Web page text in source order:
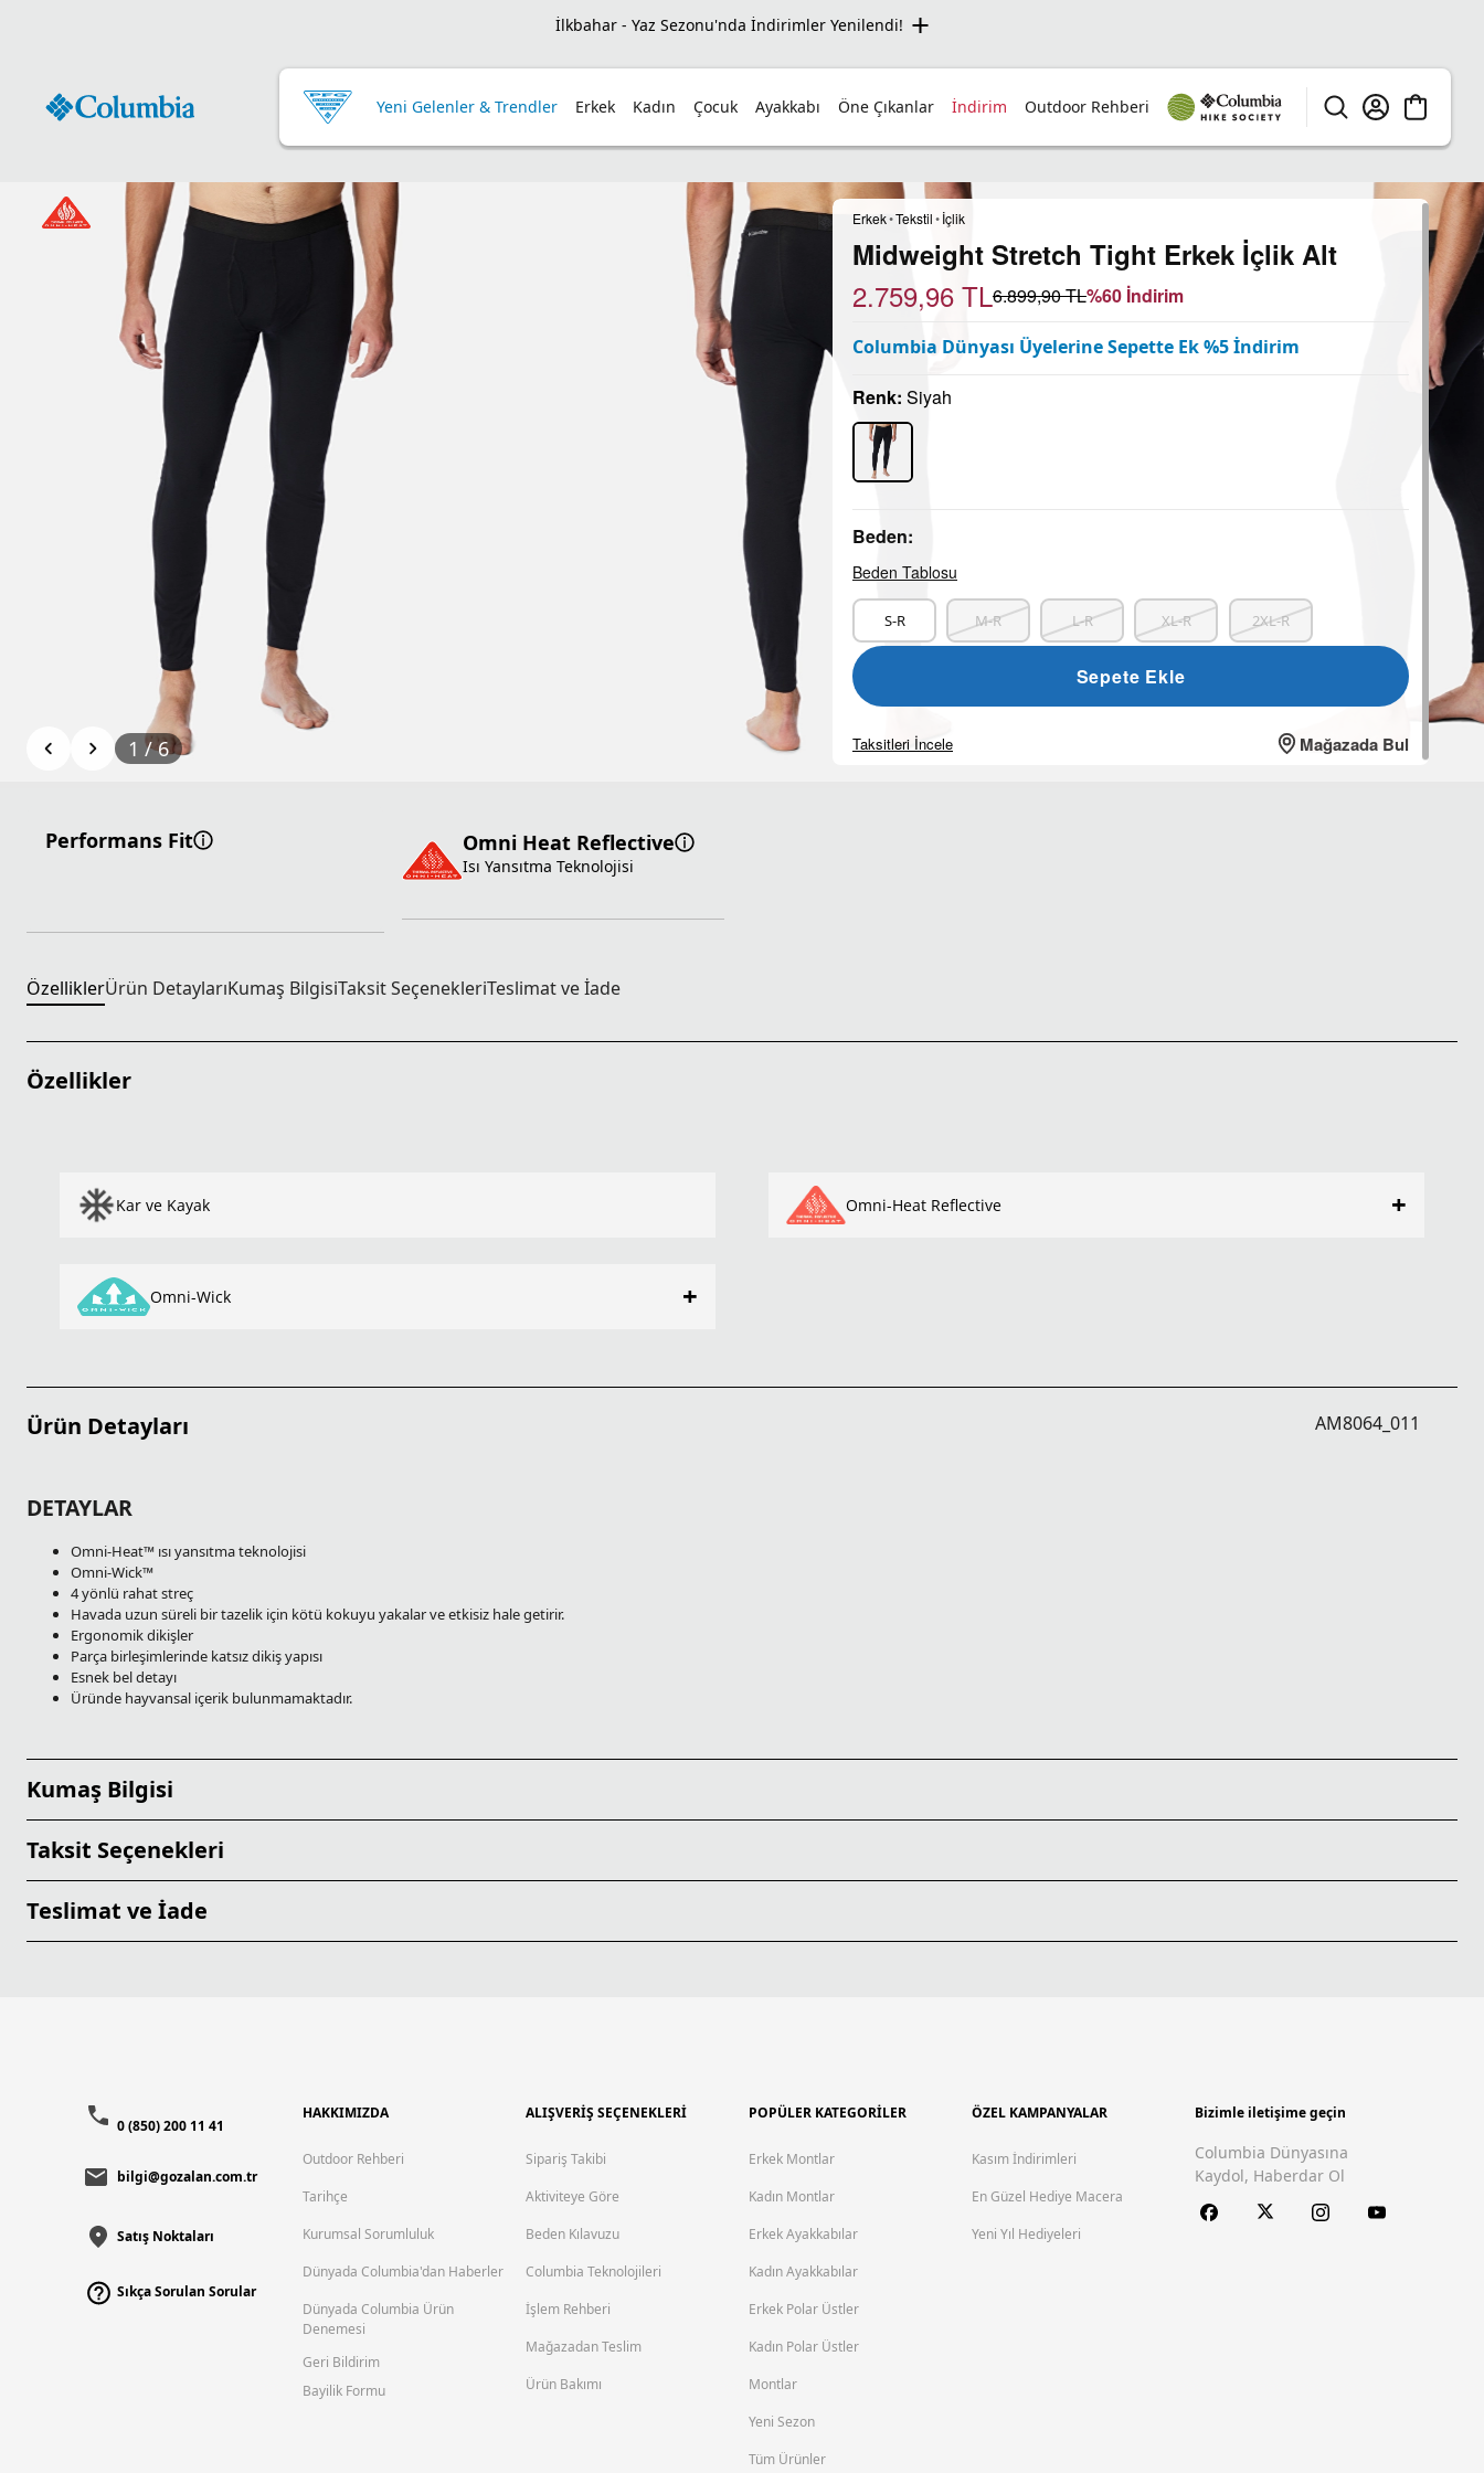
İlkbahar - Yaz Sezonu'nda İndirimler Yenilendi!
Yeni Gelenler & Trendler Erkek Kadın Çocuk Ayakkabı Öne Çıkanlar İndirim Outdoor Rehberi
1 / 6
Erkek•Tekstil•İçlik
Midweight Stretch Tight Erkek İçlik Alt
2.759,96 TL6.899,90TL%60 İndirim
Columbia Dünyası Üyelerine Sepette Ek %5 İndirim
Renk: Siyah
Beden:
Beden Tablosu
S-R M-R L-R XL-R 2XL-R
Sepete Ekle
Taksitleri İncele Mağazada Bul
Performans Fit Omni Heat Reflective
Isı Yansıtma Teknolojisi
ÖzelliklerÜrün DetaylarıKumaş BilgisiTaksit SeçenekleriTeslimat ve İade
Özellikler
Kar ve Kayak Omni-Heat Reflective +
Omni-Wick +
Ürün Detayları AM8064_011
DETAYLAR
Omni-Heat™ ısı yansıtma teknolojisi
Omni-Wick™
4 yönlü rahat streç
Havada uzun süreli bir tazelik için kötü kokuyu yakalar ve etkisiz hale getirir.
Ergonomik dikişler
Parça birleşimlerinde katsız dikiş yapısı
Esnek bel detayı
Üründe hayvansal içerik bulunmamaktadır.
Kumaş Bilgisi
Taksit Seçenekleri
Teslimat ve İade
0 (850) 200 11 41
bilgi@gozalan.com.tr
Satış Noktaları
Sıkça Sorulan Sorular
HAKKIMIZDA
Outdoor Rehberi
Tarihçe
Kurumsal Sorumluluk
Dünyada Columbia'dan Haberler
Dünyada Columbia Ürün
Denemesi
Geri Bildirim
Bayilik Formu
ALIŞVERİŞ SEÇENEKLERİ
Sipariş Takibi
Aktiviteye Göre
Beden Kılavuzu
Columbia Teknolojileri
İşlem Rehberi
Mağazadan Teslim
Ürün Bakımı
POPÜLER KATEGORİLER
Erkek Montlar
Kadın Montlar
Erkek Ayakkabılar
Kadın Ayakkabılar
Erkek Polar Üstler
Kadın Polar Üstler
Montlar
Yeni Sezon
Tüm Ürünler
ÖZEL KAMPANYALAR
Kasım İndirimleri
En Güzel Hediye Macera
Yeni Yıl Hediyeleri
Bizimle iletişime geçin
Columbia Dünyasına
Kaydol, Haberdar Ol